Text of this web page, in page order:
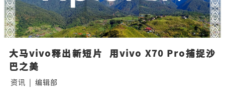
大马vivo释出新短片  用vivo X70 Pro捕捉沙
巴之美
资讯 | 编辑部